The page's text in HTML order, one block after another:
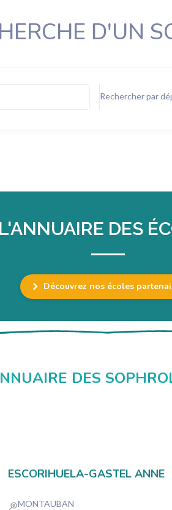
D'UN
Rechercher par
L'ANNUAIRE DES
Découvrez nos écoles
DES
ESCORIHUELA-GASTEL ANNE
MONTAUBAN